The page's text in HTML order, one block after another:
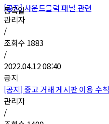
등록일
[공지]사운드블럭 패널 관련
관리자
/
조회수 1883
/
2022.04.12 08:40
공지
[공지] 중고 거래 게시판 이용 수칙
관리자
/